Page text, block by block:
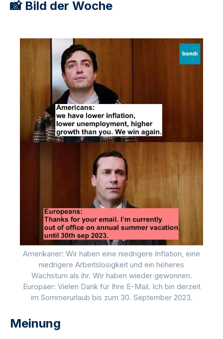
📸 Bild der Woche
Amerikaner: Wir haben eine niedrigere Inflation, eine
niedrigere Arbeitslosigkeit und ein höheres
Wachstum als ihr. Wir haben wieder gewonnen.
Europäer: Vielen Dank für Ihre E-Mail. Ich bin derzeit
im Sommerurlaub bis zum 30. September 2023.
Meinung